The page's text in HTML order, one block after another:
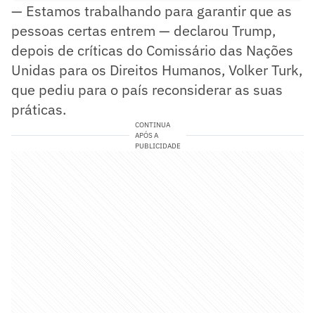
— Estamos trabalhando para garantir que as
pessoas certas entrem — declarou Trump,
depois de críticas do Comissário das Nações
Unidas para os Direitos Humanos, Volker Turk,
que pediu para o país reconsiderar as suas
práticas.
CONTINUA
APÓS A
PUBLICIDADE